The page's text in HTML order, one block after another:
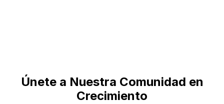
Únete a Nuestra Comunidad en
Crecimiento